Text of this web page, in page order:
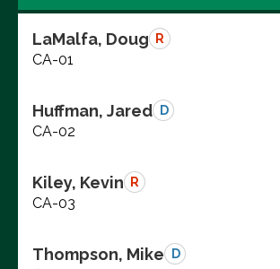
LaMalfa, Doug R
CA-01
Huffman, Jared D
CA-02
Kiley, Kevin R
CA-03
Thompson, Mike D